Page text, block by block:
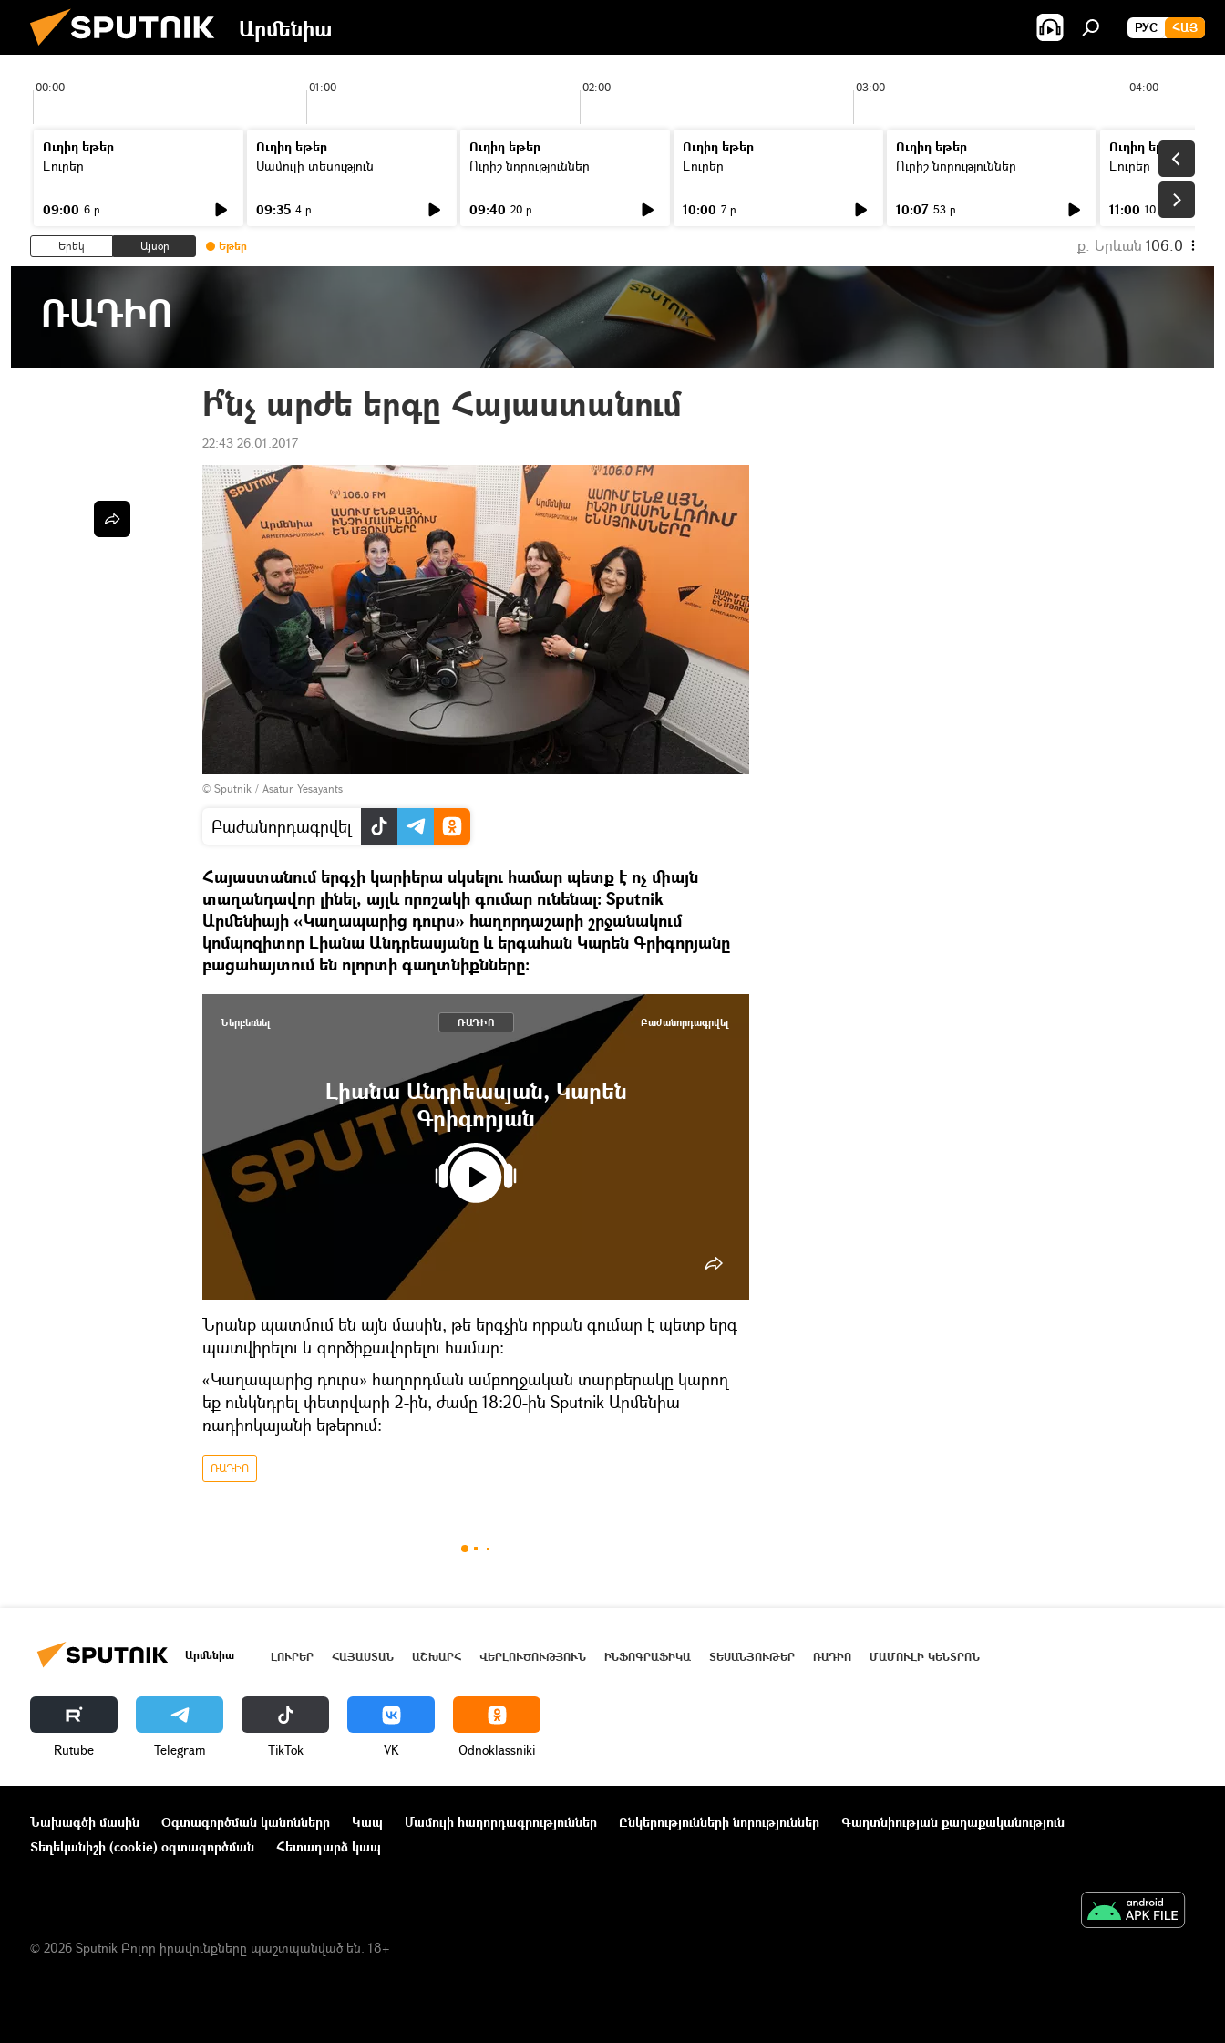
Արմենիա РУС ՀԱՅ
00:00 01:00 02:00 03:00 04:00
Ուղիղ եթեր
Լուրեր
09:00 6 ր
Ուղիղ եթեր
Մամուլի տեսություն
09:35 4 ր
Ուղիղ եթեր
Ուրիշ նորություններ
09:40 20 ր
Ուղիղ եթեր
Լուրեր
10:00 7 ր
Ուղիղ եթեր
Ուրիշ նորություններ
10:07 53 ր
Ուղիղ եթեր
Լուրեր
11:00 10 ր
Երեկ Այսօր Եթեր ք. Երևան 106.0
ՌԱԴԻՈ
Ի՞նչ արժե երգը Հայաստանում
22:43 26.01.2017
© Sputnik / Asatur Yesayants
Բաժանորդագրվել
Հայաստանում երգչի կարիերա սկսելու համար պետք է ոչ միայն
տաղանդավոր լինել, այլև որոշակի գումար ունենալ։ Sputnik
Արմենիայի «Կաղապարից դուրս» հաղորդաշարի շրջանակում
կոմպոզիտոր Լիանա Անդրեասյանը և երգահան Կարեն Գրիգորյանը
բացահայտում են ոլորտի գաղտնիքնները։
ՌԱԴԻՈ
Լիանա Անդրեասյան, Կարեն
Գրիգորյան
Բաժանորդագրվել
Ներբեռնել
Նրանք պատմում են այն մասին, թե երգչին որքան գումար է պետք երգ
պատվիրելու և գործիքավորելու համար։
«Կաղապարից դուրս» հաղորդման ամբողջական տարբերակը կարող
եք ունկնդրել փետրվարի 2-ին, ժամը 18:20-ին Sputnik Արմենիա
ռադիոկայանի եթերում։
ՌԱԴԻՈ
Արմենիա ԼՈՒՐԵՐ ՀԱՅԱՍՏԱՆ ԱՇԽԱՐՀ ՎԵՐԼՈՒԾՈՒԹՅՈՒՆ ԻՆՖՈԳՐԱՖԻԿԱ ՏԵՍԱՆՅՈՒԹԵՐ ՌԱԴԻՈ ՄԱՄՈՒԼԻ ԿԵՆՏՐՈՆ
Rutube Telegram ТikТоk VK Odnoklassniki
Նախագծի մասին Օգտագործման կանոնները Կապ Մամուլի հաղորդագրություններ Ընկերությունների նորություններ
Գաղտնիության քաղաքականություն
Տեղեկանիշի (cookie) օգտագործման
Հետադարձ կապ
© 2026 Sputnik Բոլոր իրավունքները պաշտպանված են. 18+